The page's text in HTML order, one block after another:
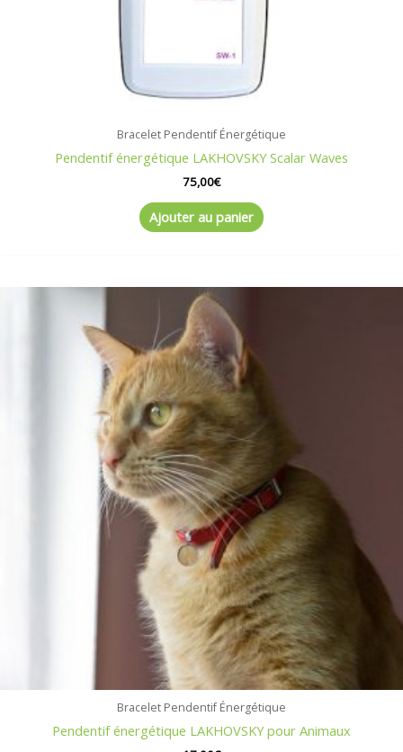
Bracelet Pendentif Énergétique
Pendentif énergétique LAKHOVSKY Scalar Waves
75,00€
Ajouter au panier
Bracelet Pendentif Énergétique
Pendentif énergétique LAKHOVSKY pour Animaux